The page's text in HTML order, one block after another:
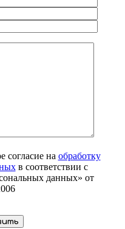
согласие на обработку
в соответствии с
данных» от